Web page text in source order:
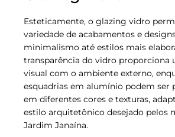
Esteticamente, o glazing vidro
variedade de acabamentos e
minimalismo até estilos mais
transparência do vidro proporciona
visual com o ambiente externo,
esquadrias em alumínio podem ser
em diferentes cores e texturas,
estilo arquitetônico desejado pelos
Jardim Janaína.